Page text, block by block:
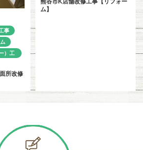
事
）工
所改修
ム】